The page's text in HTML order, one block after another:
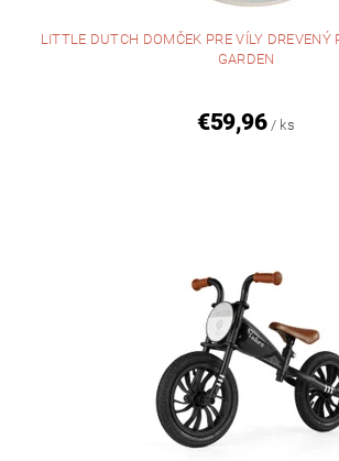
LITTLE DUTCH DOMČEK PRE VÍLY DREVENÝ
GARDEN
€59,96 / ks